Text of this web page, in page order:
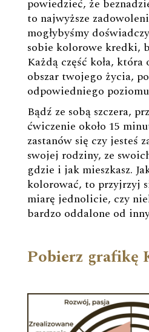
powiedzieć, że
to najwyższe
mogłybyśmy
sobie kolorowe kredki,
Każdą część koła, która
obszar twojego życia,
odpowiedniego
Bądź ze sobą szczera,
ćwiczenie około 15
zastanów się czy jesteś
swojej rodziny, ze
gdzie i jak mieszkasz.
kolorować, to przyjrzyj
miarę jednolicie, czy
bardzo oddalone od
Pobierz grafikę